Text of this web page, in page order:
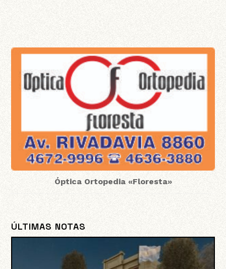
Óptica Ortopedia «Floresta»
ÚLTIMAS NOTAS